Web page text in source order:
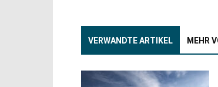
VERWANDTE ARTIKEL MEHR